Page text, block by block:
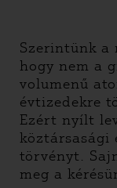
Szerintünk a
hogy nem a
volumenű
évtizedekre
Ezért nyílt
köztársasági
törvényt.
meg a